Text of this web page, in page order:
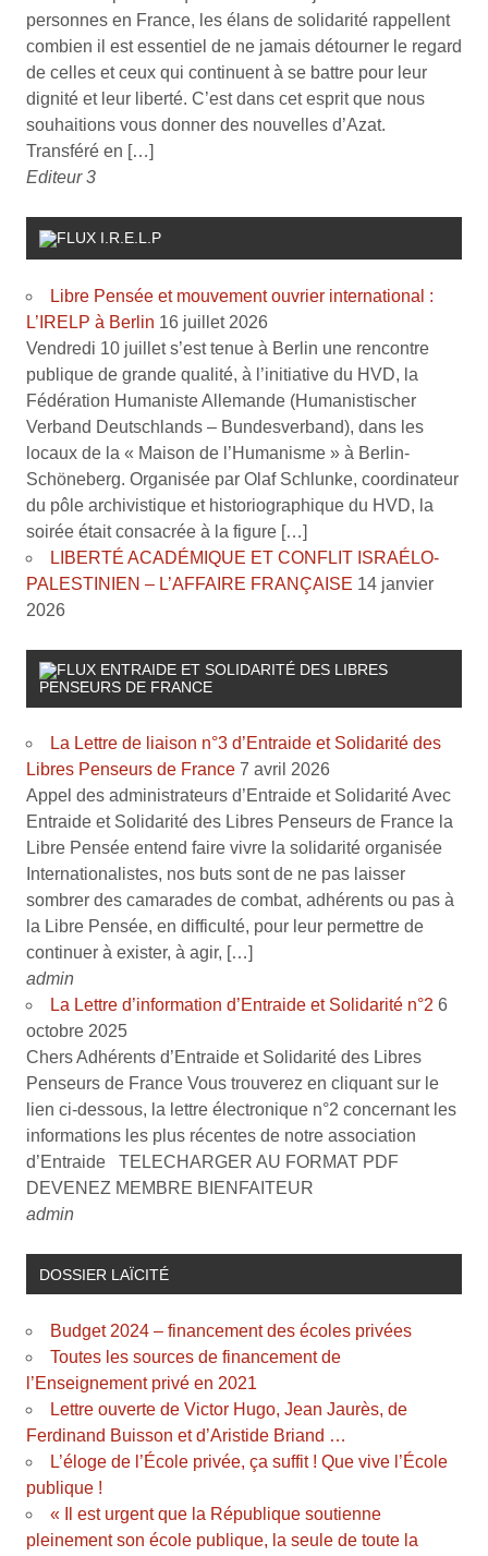
personnes en France, les élans de solidarité rappellent
combien il est essentiel de ne jamais détourner le regard
de celles et ceux qui continuent à se battre pour leur
dignité et leur liberté. C’est dans cet esprit que nous
souhaitions vous donner des nouvelles d’Azat.
Transféré en […]
Editeur 3
I.R.E.L.P
Libre Pensée et mouvement ouvrier international :
L’IRELP à Berlin 16 juillet 2026
Vendredi 10 juillet s’est tenue à Berlin une rencontre
publique de grande qualité, à l’initiative du HVD, la
Fédération Humaniste Allemande (Humanistischer
Verband Deutschlands – Bundesverband), dans les
locaux de la « Maison de l’Humanisme » à Berlin-
Schöneberg. Organisée par Olaf Schlunke, coordinateur
du pôle archivistique et historiographique du HVD, la
soirée était consacrée à la figure […]
LIBERTÉ ACADÉMIQUE ET CONFLIT ISRAÉLO-
PALESTINIEN – L’AFFAIRE FRANÇAISE 14 janvier
2026
ENTRAIDE ET SOLIDARITÉ DES LIBRES
PENSEURS DE FRANCE
La Lettre de liaison n°3 d’Entraide et Solidarité des
Libres Penseurs de France 7 avril 2026
Appel des administrateurs d’Entraide et Solidarité Avec
Entraide et Solidarité des Libres Penseurs de France la
Libre Pensée entend faire vivre la solidarité organisée
Internationalistes, nos buts sont de ne pas laisser
sombrer des camarades de combat, adhérents ou pas à
la Libre Pensée, en difficulté, pour leur permettre de
continuer à exister, à agir, […]
admin
La Lettre d’information d’Entraide et Solidarité n°2 6
octobre 2025
Chers Adhérents d’Entraide et Solidarité des Libres
Penseurs de France Vous trouverez en cliquant sur le
lien ci-dessous, la lettre électronique n°2 concernant les
informations les plus récentes de notre association
d’Entraide TELECHARGER AU FORMAT PDF
DEVENEZ MEMBRE BIENFAITEUR
admin
DOSSIER LAÏCITÉ
Budget 2024 – financement des écoles privées
Toutes les sources de financement de
l’Enseignement privé en 2021
Lettre ouverte de Victor Hugo, Jean Jaurès, de
Ferdinand Buisson et d’Aristide Briand …
L’éloge de l’École privée, ça suffit ! Que vive l’École
publique !
« Il est urgent que la République soutienne
pleinement son école publique, la seule de toute la